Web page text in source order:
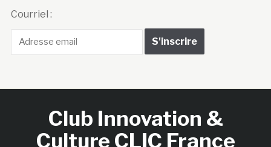
Courriel :
Club Innovation &
Culture CLIC France